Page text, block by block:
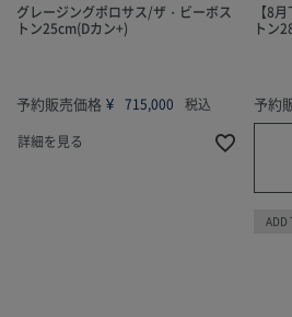
グレージングポロサス/ザ・ビーボス
トン25cm(Dカン+)
予約販売価格 ¥ 715,000
税込
詳細を見る
【8
トン
予約
ADD